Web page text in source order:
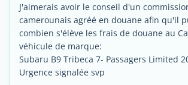
J'aimerais avoir le conseil d'un
camerounais agréé en douane afin qu'il
combien s'élève les frais de douane au
véhicule de marque:
Subaru B9 Tribeca 7- Passagers Limited
Urgence signalée svp